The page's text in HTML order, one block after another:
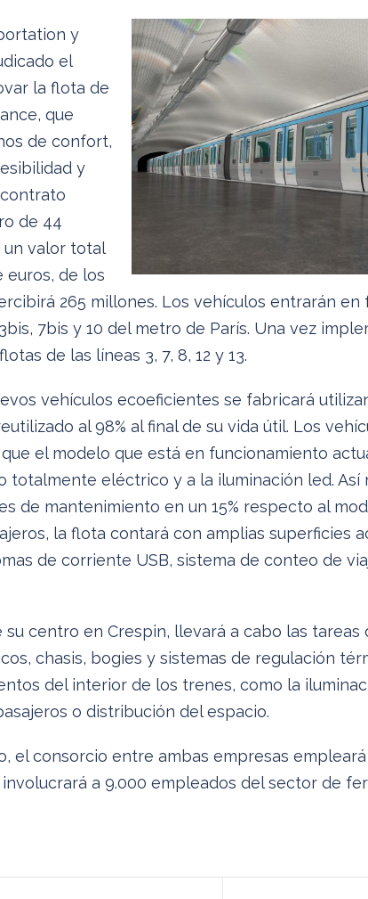
y
el
la flota de
que
de confort,
y
de 44
valor total
euros, de los
265 millones. Los vehículos entrarán
7bis y 10 del metro de París. Una vez
de las líneas 3, 7, 8, 12 y 13.
vehículos ecoeficientes se fabricará
al 98% al final de su vida útil. Los
el modelo que está en funcionamiento
totalmente eléctrico y a la iluminación led. Así
de mantenimiento en un 15% respecto al
la flota contará con amplias superficies
de corriente USB, sistema de conteo de
su centro en Crespin, llevará a cabo las
chasis, bogies y sistemas de regulación
del interior de los trenes, como la
o distribución del espacio.
el consorcio entre ambas empresas
a 9.000 empleados del sector de